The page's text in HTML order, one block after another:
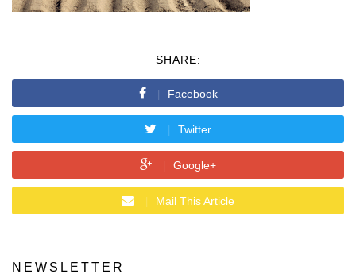
SHARE:
Facebook
Twitter
Google+
Mail This Article
NEWSLETTER